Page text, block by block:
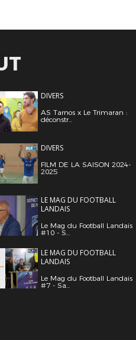
DIVERS
AS Tarnos x Le Trimaran :
déconstr...
DIVERS
FILM DE LA SAISON 2024-
2025
LE MAG DU FOOTBALL
LANDAIS
Le Mag du Football Landais
#10 - S...
LE MAG DU FOOTBALL
LANDAIS
Le Mag du Football Landais
#7 - Sa...